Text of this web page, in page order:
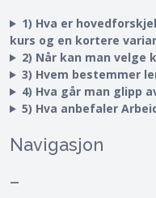
1) Hva er
kurs og en kortere
2) Når kan man velge
3) Hvem bestemmer
4) Hva går man glipp
5) Hva anbefaler
Navigasjon
–